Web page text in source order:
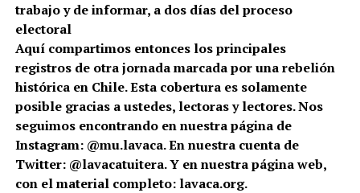
trabajo y de informar, a dos días del proceso
electoral
Aquí compartimos entonces los principales
registros de otra jornada marcada por una rebelión
histórica en Chile. Esta cobertura es solamente
posible gracias a ustedes, lectoras y lectores. Nos
seguimos encontrando en nuestra página de
Instagram: @mu.lavaca. En nuestra cuenta de
Twitter: @lavacatuitera. Y en nuestra página web,
con el material completo: lavaca.org.